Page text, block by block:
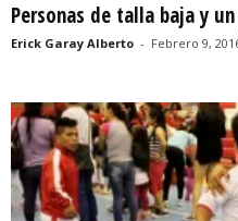
Personas de talla baja y
Erick Garay Alberto - Febrero 9,